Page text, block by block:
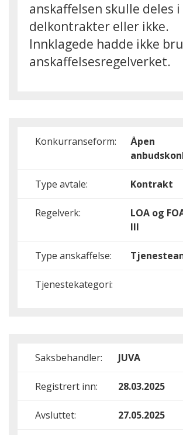
anskaffelsen skulle deles
delkontrakter eller ikke.
Innklagede hadde ikke
anskaffelsesregelverket.
Konkurranseform:
Åpen
Type avtale: Kontrakt
Regelverk:
LOA og
III
Type anskaffelse:
Tjenestekategori:
Saksbehandler: JUVA
Registrert inn: 28.03.2025
Avsluttet: 27.05.2025